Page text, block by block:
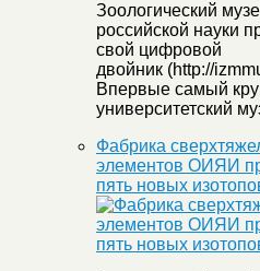
Зоологический
российской науки
свой цифровой
двойник (http://
Впервые самый
университетский
Фабрика
элементов ОИЯИ
пять новых